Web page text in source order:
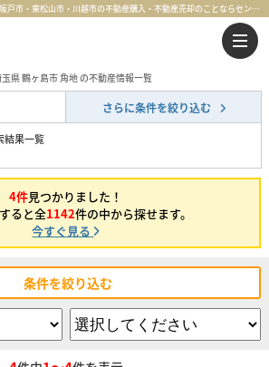
埼玉県 鶴ヶ島市 角地 ｜鶴ヶ島市・坂戸市・東松山市・川越市の不動産購入・不動産売却のことならセンチュリー21明和ハウス
県 鶴ヶ島市 角地 の不動産情報一覧
さらに条件を絞り込む
結果一覧
4件見つかりました！
ると全1142件の中から探せます。
今すぐ見る
条件を絞り込む